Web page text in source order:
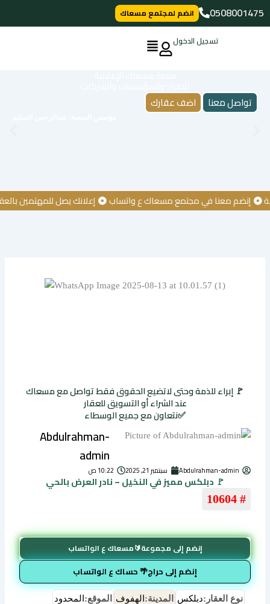
تخطي
إلى0508001475
انضم لمجتمع مسعاك
تسجيل الدخول
تواصل معنا اضف عقارك
إنضم معنا في مجتمع مسعاك ع واتساب إعلانك يصل للمهتمين بالعقار
🚩 إبراء للذمة وحتى لاتضيع الحقوق فقط تواصل مع مسعاك
عند الشراء أو التسويق للعقار
✅نتعاون مع جميع الوسطاء
Abdulrahman-
admin
Abdulrahman-admin سبتمبر 21, 2025 10:22 ص
🚩 دبلكس مميز في النخيل – نادر العرض بالحي
# 10604
إنضم إلى مجموعة🔰مسعاك ع الواتساب
إنضم إلى حراج🌴 حساك ع الواتساب
نوع العقار:دبلكس المدينة: الهفوف الموقع: المحدود